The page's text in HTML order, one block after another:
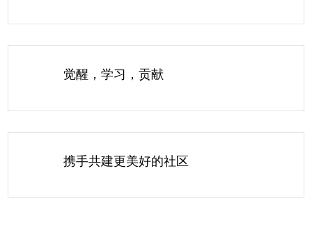
觉醒，学习，贡献
携手共建更美好的社区